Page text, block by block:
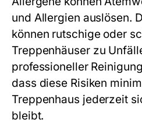
und Allergien auslösen.
können rutschige oder
Treppenhäuser zu
professioneller
dass diese Risiken
Treppenhaus jederzeit
bleibt.